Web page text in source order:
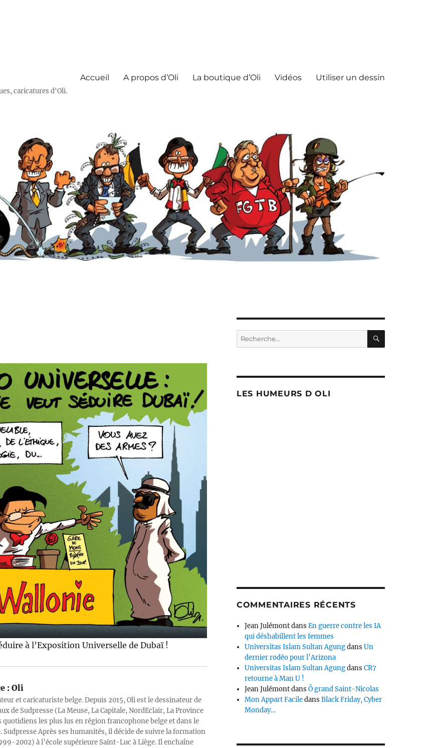
caricatures d'Oli.
Accueil A propos d’Oli La boutique d’Oli Vidéos Utiliser un dessin
à l’Exposition Universelle de Dubaï !
:Oli
et caricaturiste belge. Depuis 2015, Oli est le dessinateur de
de Sudpresse (La Meuse, La Capitale, NordEclair, La Province
quotidiens les plus lus en région francophone belge et dans le
Sudpresse Après ses humanités, il décide de suivre la formation
2002) à l’école supérieure Saint-Luc à Liège. Il enchaîne
Recherche
pour :
LES HUMEURS D OLI
COMMENTAIRES RÉCENTS
Jean JulémontdansEn guerre contre les IA
qui déshabillent les femmes
Universitas Islam Sultan AgungdansUn
dernier rodéo pour l’Arizona
Universitas Islam Sultan AgungdansCR7
retourne à Man U !
Jean JulémontdansÔ grand Saint-Nicolas
Mon Appart FaciledansBlack Friday, Cyber
Monday…